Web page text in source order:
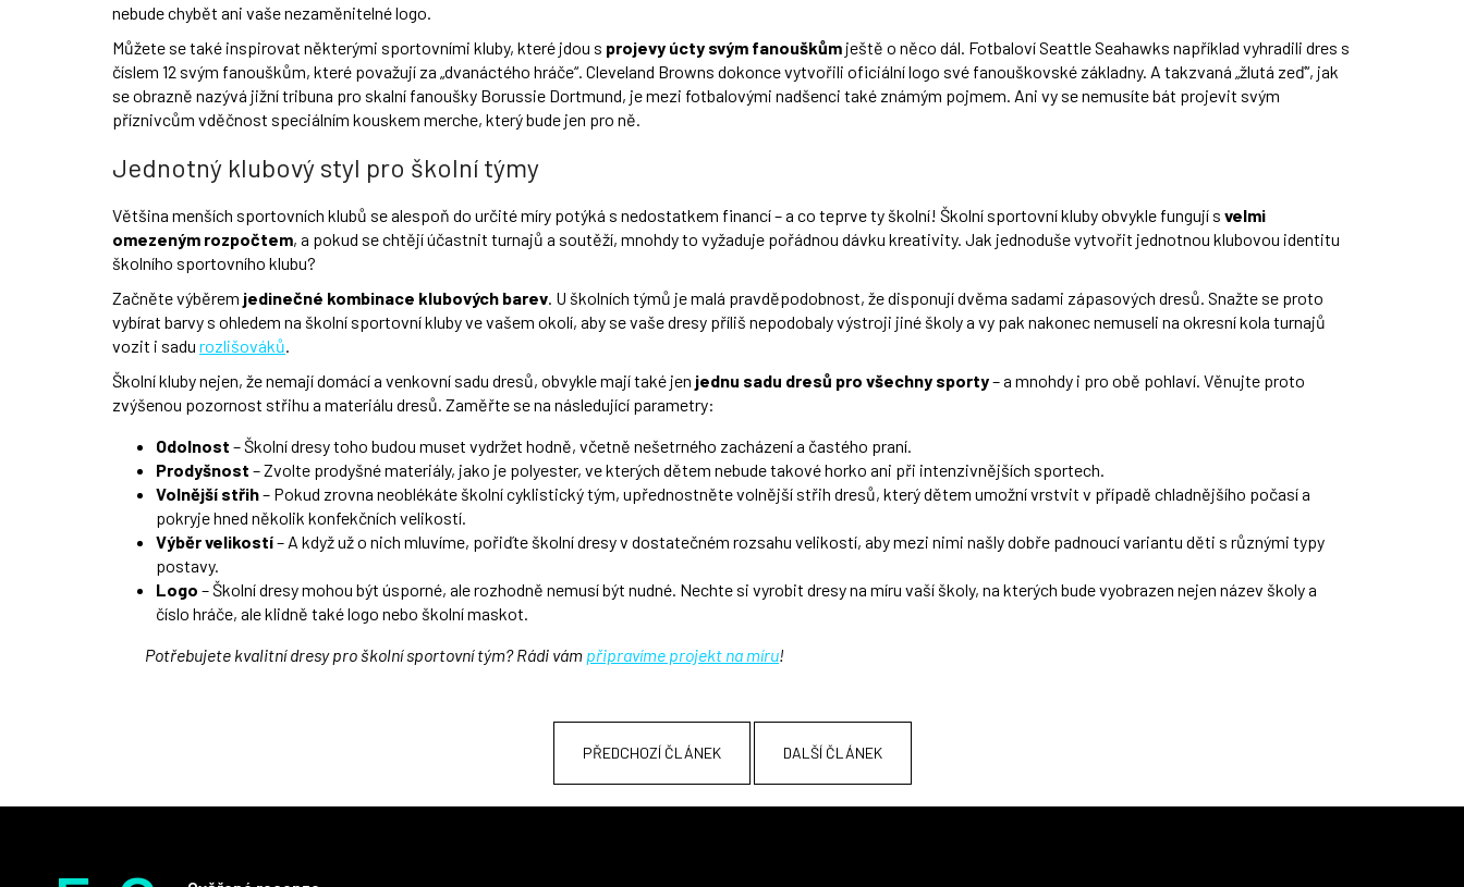
nebude chybět ani vaše nezaměnitelné logo.
Můžete se také inspirovat některými sportovními kluby, které jdou s projevy úcty svým fanouškům ještě o něco dál. Fotbaloví Seattle Seahawks například vyhradili dres s
číslem 12 svým fanouškům, které považují za „dvanáctého hráče“. Cleveland Browns dokonce vytvořili oficiální logo své fanouškovské základny. A takzvaná „žlutá zeď“, jak
se obrazně nazývá jižní tribuna pro skalní fanoušky Borussie Dortmund, je mezi fotbalovými nadšenci také známým pojmem. Ani vy se nemusíte bát projevit svým
příznivcům vděčnost speciálním kouskem merche, který bude jen pro ně.
Jednotný klubový styl pro školní týmy
Většina menších sportovních klubů se alespoň do určité míry potýká s nedostatkem financí – a co teprve ty školní! Školní sportovní kluby obvykle fungují s velmi
omezeným rozpočtem, a pokud se chtějí účastnit turnajů a soutěží, mnohdy to vyžaduje pořádnou dávku kreativity. Jak jednoduše vytvořit jednotnou klubovou identitu
školního sportovního klubu?
Začněte výběrem jedinečné kombinace klubových barev . U školních týmů je malá pravděpodobnost, že disponují dvěma sadami zápasových dresů. Snažte se proto
vybírat barvy s ohledem na školní sportovní kluby ve vašem okolí, aby se vaše dresy příliš nepodobaly výstroji jiné školy a vy pak nakonec nemuseli na okresní kola turnajů
vozit i sadu rozlišováků
Školní kluby nejen, že nemají domácí a venkovní sadu dresů, obvykle mají také jen jednu sadu dresů pro všechny sporty– a mnohdy i pro obě pohlaví. Věnujte proto
zvýšenou pozornost střihu a materiálu dresů. Zaměřte se na následující parametry:
Odolnost – Školní dresy toho budou muset vydržet hodně, včetně nešetrného zacházení a častého praní.
Prodyšnost – Zvolte prodyšné materiály, jako je polyester, ve kterých dětem nebude takové horko ani při intenzivnějších sportech.
Volnější střih– Pokud zrovna neoblékáte školní cyklistický tým, upřednostněte volnější střih dresů, který dětem umožní vrstvit v případě chladnějšího počasí a
pokryje hned několik konfekčních velikostí.
Výběr velikostí– A když už o nich mluvíme, pořiďte školní dresy v dostatečném rozsahu velikostí, aby mezi nimi našly dobře padnoucí variantu děti s různými typy
postavy.
Logo – Školní dresy mohou být úsporné, ale rozhodně nemusí být nudné. Nechte si vyrobit dresy na míru vaší školy, na kterých bude vyobrazen nejen název školy a
číslo hráče, ale klidně také logo nebo školní maskot.
Potřebujete kvalitní dresy pro školní sportovní tým? Rádi vám připravíme projekt na míru!
PŘEDCHOZÍ ČLÁNEK DALŠÍ ČLÁNEK